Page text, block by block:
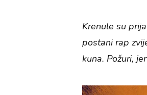
Krenule su
postani rap
kuna. Požuri,